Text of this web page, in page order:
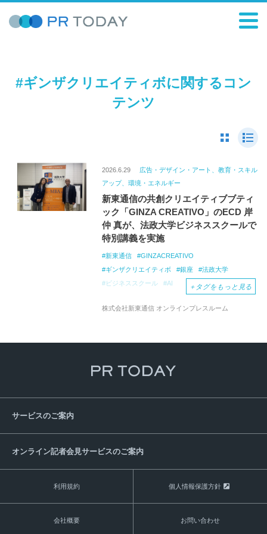
#ギンザクリエイティボに関するコン
テンツ
2026.6.29
広告・デザイン・アート、教育・スキル
アップ、環境・エネルギー
新東通信の共創クリエイティブブティ
ック「GINZA CREATIVO」のECD 岸
仲 真が、法政大学ビジネススクールで
特別講義を実施
新東通信
GINZACREATIVO
ギンザクリエイティボ
銀座
法政大学
ビジネススクール
AI
＋ タグをもっと見る
株式会社新東通信 オンラインプレスルーム
サービスのご案内
オンライン記者会見サービスのご案内
利用規約 個人情報保護方針
会社概要 お問い合わせ